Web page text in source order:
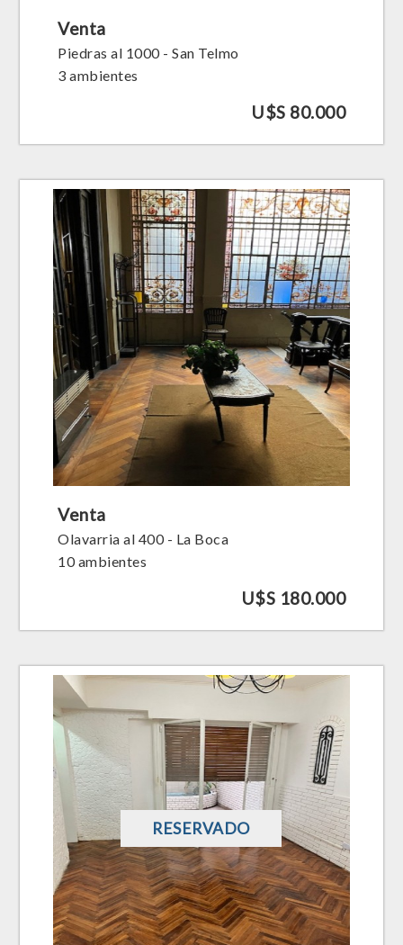
Venta
Piedras al 1000 - San Telmo
3 ambientes
U$S 80.000
Venta
Olavarria al 400 - La Boca
10 ambientes
U$S 180.000
RESERVADO